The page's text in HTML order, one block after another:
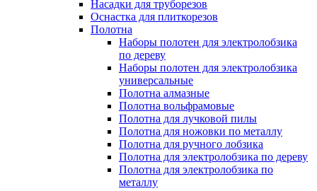
Насадки для труборезов
Оснастка для плиткорезов
Полотна
Наборы полотен для электролобзика
по дереву
Наборы полотен для электролобзика
универсальные
Полотна алмазные
Полотна вольфрамовые
Полотна для лучковой пилы
Полотна для ножовки по металлу
Полотна для ручного лобзика
Полотна для электролобзика по дереву
Полотна для электролобзика по
металлу